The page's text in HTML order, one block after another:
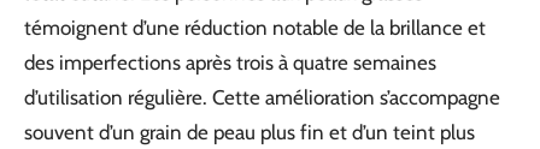
témoignent d’une réduction notable de la brillance et
des imperfections après trois à quatre semaines
d’utilisation régulière. Cette amélioration s’accompagne
souvent d’un grain de peau plus fin et d’un teint plus